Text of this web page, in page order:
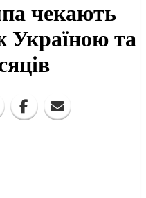
чекають
Україною та